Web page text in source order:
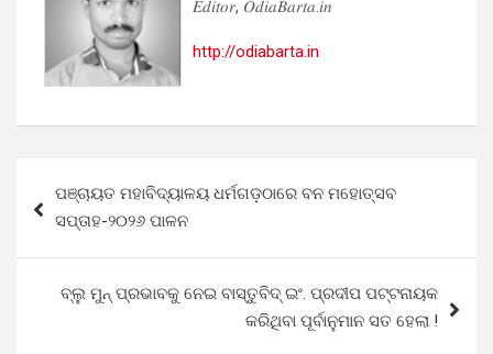
𝐸𝑑𝑖𝑡𝑜𝑟, 𝑂𝑑𝑖𝑎𝐵𝑎𝑟𝑡𝑎.𝑖𝑛
http://odiabarta.in
navigation
ପଞ୍ଚାୟତ ମହାବିଦ୍ୟାଳୟ ଧର୍ମଗଡ଼ଠାରେ ବନ ମହୋତ୍ସବ
ସପ୍ତାହ-୨୦୨୬ ପାଳନ
ବ୍ଲୁ ମୁନ୍ ପ୍ରଭାବକୁ ନେଇ ବାସ୍ତୁବିଦ୍ ଇଂ. ପ୍ରଦୀପ ପଟ୍ଟନାୟକ
କରିଥିବା ପୂର୍ବାନୁମାନ ସତ ହେଲା !